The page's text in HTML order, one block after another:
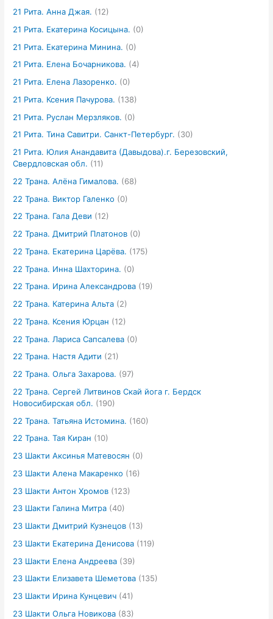
21 Рита. Анна Джая. (12)
21 Рита. Екатерина Косицына. (0)
21 Рита. Екатерина Минина. (0)
21 Рита. Елена Бочарникова. (4)
21 Рита. Елена Лазоренко. (0)
21 Рита. Ксения Пачурова. (138)
21 Рита. Руслан Мерзляков. (0)
21 Рита. Тина Савитри. Санкт-Петербург. (30)
21 Рита. Юлия Анандавита (Давыдова).г. Березовский,
Свердловская обл. (11)
22 Трана. Алёна Гималова. (68)
22 Трана. Виктор Галенко (0)
22 Трана. Гала Деви (12)
22 Трана. Дмитрий Платонов (0)
22 Трана. Екатерина Царёва. (175)
22 Трана. Инна Шахторина. (0)
22 Трана. Ирина Александрова (19)
22 Трана. Катерина Альта (2)
22 Трана. Ксения Юрцан (12)
22 Трана. Лариса Сапсалева (0)
22 Трана. Настя Адити (21)
22 Трана. Ольга Захарова. (97)
22 Трана. Сергей Литвинов Скай йога г. Бердск
Новосибирская обл. (190)
22 Трана. Татьяна Истомина. (160)
22 Трана. Тая Киран (10)
23 Шакти Аксинья Матевосян (0)
23 Шакти Алена Макаренко (16)
23 Шакти Антон Хромов (123)
23 Шакти Галина Митра (40)
23 Шакти Дмитрий Кузнецов (13)
23 Шакти Екатерина Денисова (119)
23 Шакти Елена Андреева (39)
23 Шакти Елизавета Шеметова (135)
23 Шакти Ирина Кунцевич (41)
23 Шакти Ольга Новикова (83)